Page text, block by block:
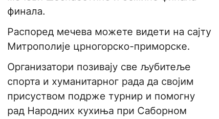
финала.
Распоред мечева можете видети на сајту
Митрополије црногорско-приморске.
Организатори позивају све љубитеље
спорта и хуманитарног рада да својим
присуством подрже турнир и помогну
рад Народних кухиња при Саборном